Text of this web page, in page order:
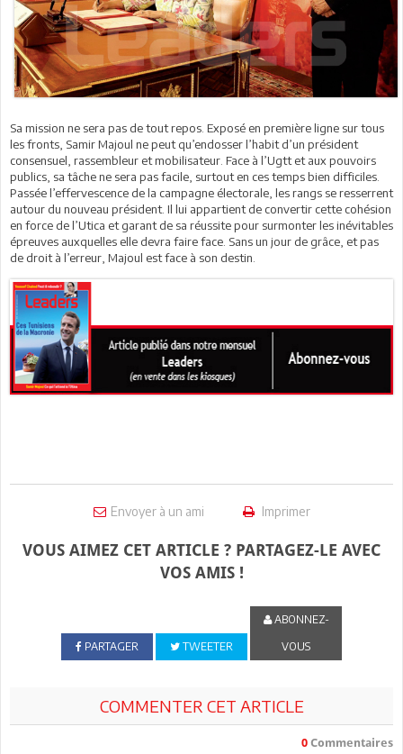
Sa mission ne sera pas de tout repos. Exposé en première ligne sur tous
les fronts, Samir Majoul ne peut qu’endosser l’habit d’un président
consensuel, rassembleur et mobilisateur. Face à l’Ugtt et aux pouvoirs
publics, sa tâche ne sera pas facile, surtout en ces temps bien difficiles.
Passée l’effervescence de la campagne électorale, les rangs se resserrent
autour du nouveau président. Il lui appartient de convertir cette cohésion
en force de l’Utica et garant de sa réussite pour surmonter les inévitables
épreuves auxquelles elle devra faire face. Sans un jour de grâce, et pas
de droit à l’erreur, Majoul est face à son destin.
Envoyer à un ami Imprimer
VOUS AIMEZ CET ARTICLE ? PARTAGEZ-LE AVEC
VOS AMIS !
PARTAGER TWEETER
ABONNEZ-
VOUS
COMMENTER CET ARTICLE
0 Commentaires